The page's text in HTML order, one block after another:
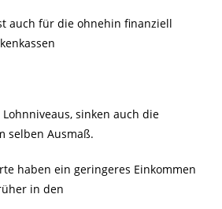
auch für die ohnehin finanziell
sinken auch die
selben Ausmaß.
haben ein geringeres Einkommen
in den